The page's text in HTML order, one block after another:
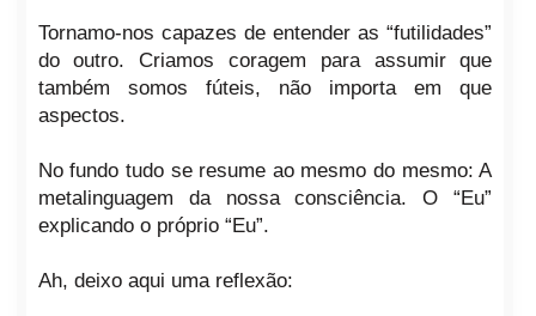
Tornamo-nos capazes de entender as “futilidades”
do outro. Criamos coragem para assumir que
também somos fúteis, não importa em que
aspectos.
No fundo tudo se resume ao mesmo do mesmo: A
metalinguagem da nossa consciência. O “Eu”
explicando o próprio “Eu”.
Ah, deixo aqui uma reflexão: